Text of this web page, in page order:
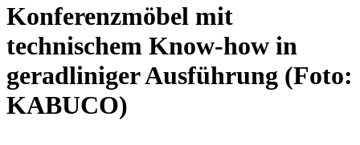
Konferenzmöbel mit
technischem Know-how in
geradliniger Ausführung (Foto:
KABUCO)